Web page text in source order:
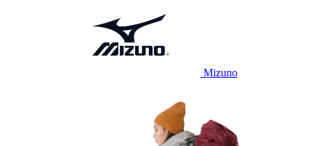
Mizuno